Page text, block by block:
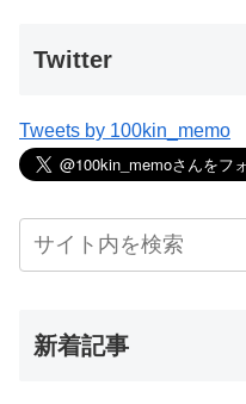
Twitter
Tweets by 100kin_memo
新着記事